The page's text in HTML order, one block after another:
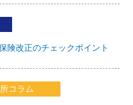
改正のチェックポイント
コラム